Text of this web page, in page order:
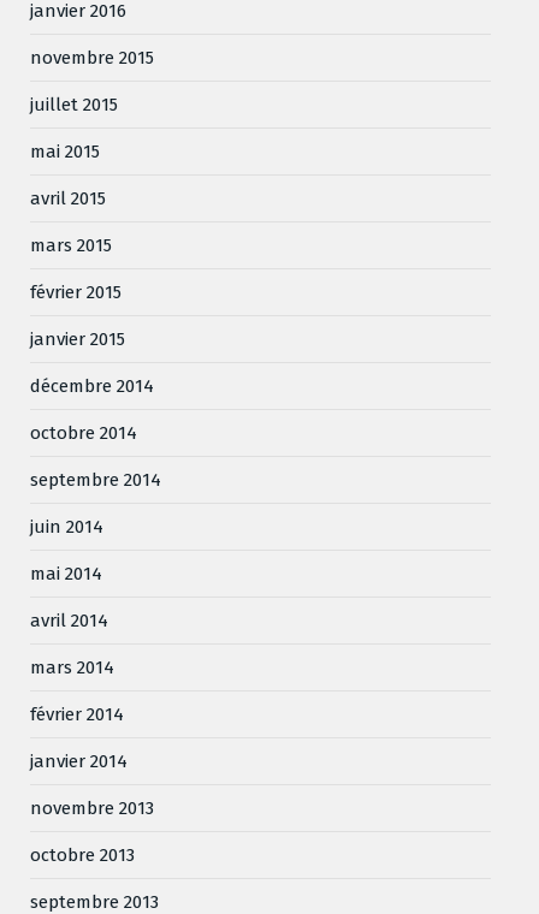
janvier 2016
novembre 2015
juillet 2015
mai 2015
avril 2015
mars 2015
février 2015
janvier 2015
décembre 2014
octobre 2014
septembre 2014
juin 2014
mai 2014
avril 2014
mars 2014
février 2014
janvier 2014
novembre 2013
octobre 2013
septembre 2013